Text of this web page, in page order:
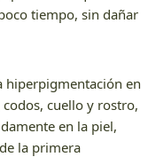
tiempo, sin dañar
hiperpigmentación en
cuello y rostro,
en la piel,
la primera